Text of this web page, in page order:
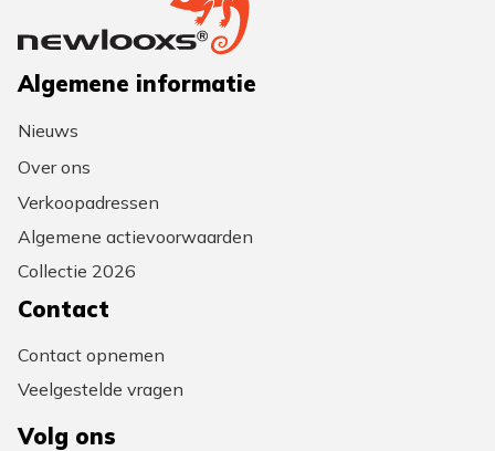
Algemene informatie
Nieuws
Over ons
Verkoopadressen
Algemene actievoorwaarden
Collectie 2026
Contact
Contact opnemen
Veelgestelde vragen
Volg ons